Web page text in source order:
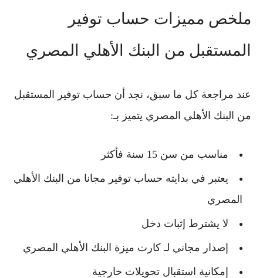
ملخص مميزات حساب توفير
المستقبل من البنك الأهلي المصري
عند مراجعة كل ما سبق، نجد أن حساب توفير المستقبل
من البنك الأهلي المصري يتميز بـ:
مناسب من سن 15 سنة فأكثر
يعتبر في بدايته حساب توفير مجانا من البنك الأهلي
المصري
لا يشترط إثبات دخل
إصدار مجاني لـ كارت ميزة البنك الأهلي المصري
إمكانية استقبال تحويلات خارجية